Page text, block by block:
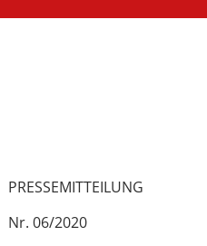
PRESSEMITTEILUNG
Nr. 06/2020